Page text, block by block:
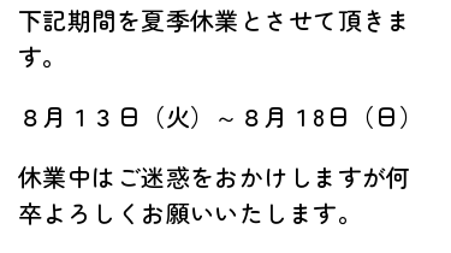
下記期間を夏季休業とさせて頂きま
す。
８月１３日（火）～８月１8日（日）
休業中はご迷惑をおかけしますが何
卒よろしくお願いいたします。